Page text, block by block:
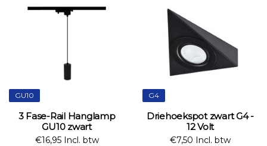
GU10
3 Fase-Rail Hanglamp
GU10 zwart
€16,95 Incl. btw
G4
Driehoekspot zwart G4 -
12 Volt
€7,50 Incl. btw